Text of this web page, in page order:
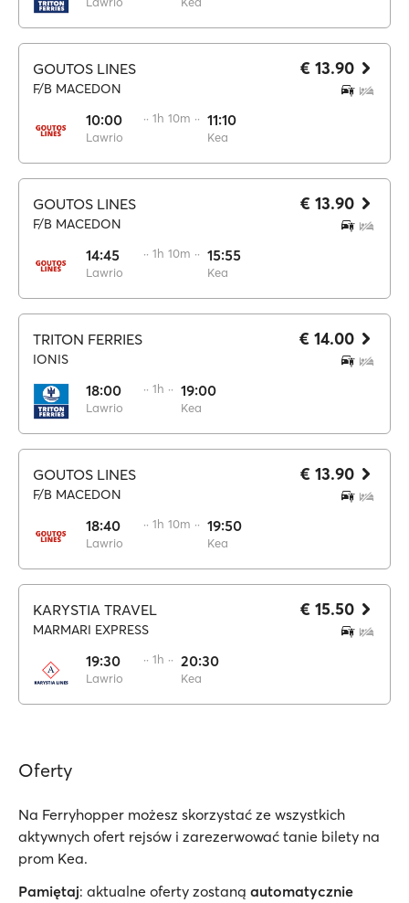
GOUTOS LINES
F/B MACEDON
10:00
Lawrio
·· 1h 10m ·· 11:10
Kea
€ 13.90
GOUTOS LINES
F/B MACEDON
14:45
Lawrio
·· 1h 10m ·· 15:55
Kea
€ 13.90
TRITON FERRIES
IONIS
18:00
Lawrio
·· 1h ·· 19:00
Kea
€ 14.00
GOUTOS LINES
F/B MACEDON
18:40
Lawrio
·· 1h 10m ·· 19:50
Kea
€ 13.90
KARYSTIA TRAVEL
MARMARI EXPRESS
19:30
Lawrio
·· 1h ·· 20:30
Kea
€ 15.50
Oferty
Na Ferryhopper możesz skorzystać ze wszystkich
aktywnych ofert rejsów i zarezerwować tanie bilety na
prom Kea.
Pamiętaj: aktualne oferty zostaną automatycznie